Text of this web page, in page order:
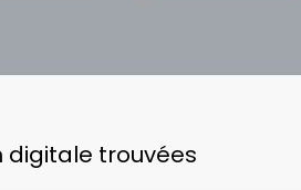
trouvées